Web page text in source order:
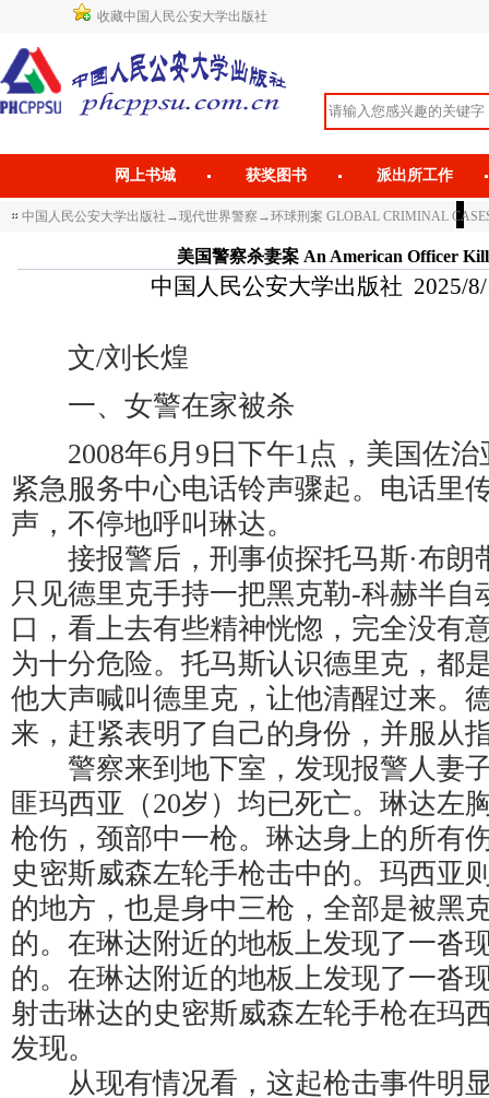
收藏中国人民公安大学出版社
网上书城 获奖图书 派出所工作
中国人民公安大学出版社 →现代世界警察 →环球刑案 GLOBAL CRIMINAL
美国警察杀妻案 An American Officer
中国人民公安大学出版社 2025/8/
文/刘长煌
一、女警在家被杀
2008年6月9日下午1点，美国佐治
紧急服务中心电话铃声骤起。电话里
声，不停地呼叫琳达。
接报警后，刑事侦探托马斯·布朗
只见德里克手持一把黑克勒-科赫半自
口，看上去有些精神恍惚，完全没有
为十分危险。托马斯认识德里克，都
他大声喊叫德里克，让他清醒过来。
来，赶紧表明了自己的身份，并服从
警察来到地下室，发现报警人妻子
匪玛西亚（20岁）均已死亡。琳达左
枪伤，颈部中一枪。琳达身上的所有
史密斯威森左轮手枪击中的。玛西亚
的地方，也是身中三枪，全部是被黑
的。在琳达附近的地板上发现了一沓
的。在琳达附近的地板上发现了一沓
射击琳达的史密斯威森左轮手枪在玛
发现。
从现有情况看，这起枪击事件明